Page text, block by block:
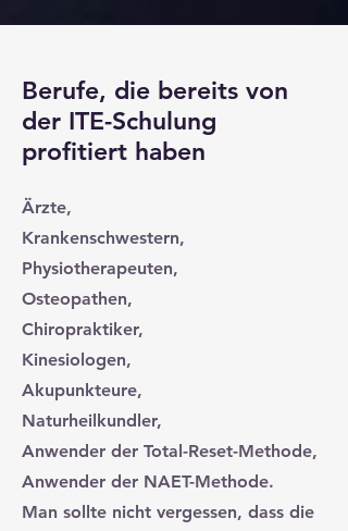
Berufe, die bereits von
der ITE-Schulung
profitiert haben
Ärzte,
Krankenschwestern,
Physiotherapeuten,
Osteopathen,
Chiropraktiker,
Kinesiologen,
Akupunkteure,
Naturheilkundler,
Anwender der Total-Reset-Methode,
Anwender der NAET-Methode.
Man sollte nicht vergessen, dass die